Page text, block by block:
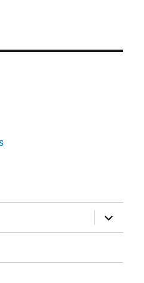
expande
el
menú